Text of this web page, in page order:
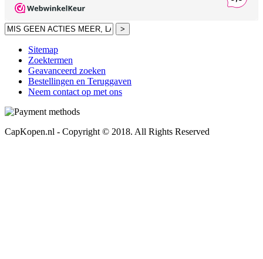
>
Sitemap
Zoektermen
Geavanceerd zoeken
Bestellingen en Teruggaven
Neem contact op met ons
CapKopen.nl - Copyright © 2018. All Rights Reserved